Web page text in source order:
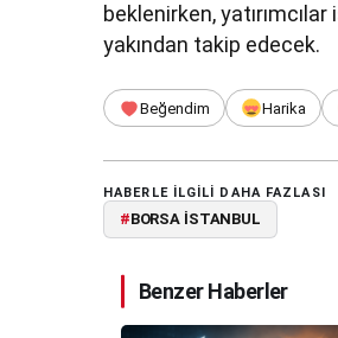
beklenirken,
yakından takip edecek.
Beğendim Harika
HABERLE ILGILI DAHA FAZLASI
#BORSA İSTANBUL
Benzer Haberler